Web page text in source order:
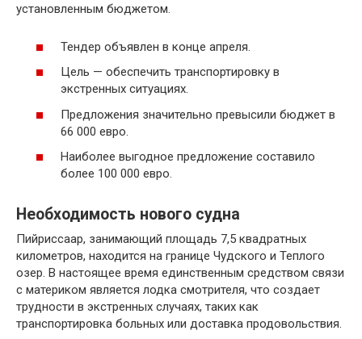
установленным бюджетом.
Тендер объявлен в конце апреля.
Цель — обеспечить транспортировку в
экстренных ситуациях.
Предложения значительно превысили бюджет в
66 000 евро.
Наиболее выгодное предложение составило
более 100 000 евро.
Необходимость нового судна
Пийриссаар, занимающий площадь 7,5 квадратных
километров, находится на границе Чудского и Теплого
озер. В настоящее время единственным средством связи
с материком является лодка смотрителя, что создает
трудности в экстренных случаях, таких как
транспортировка больных или доставка продовольствия.